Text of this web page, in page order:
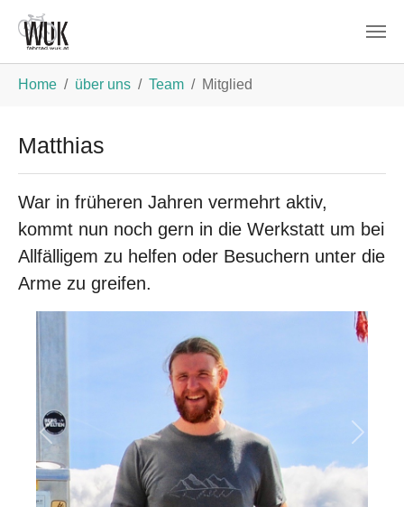
Home über uns Team Mitglied
Matthias
War in früheren Jahren vermehrt aktiv,
kommt nun noch gern in die Werkstatt um bei
Allfälligem zu helfen oder Besuchern unter die
Arme zu greifen.
Previous Next